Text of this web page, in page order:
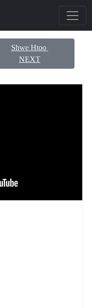
Shwe Htoo
NEXT